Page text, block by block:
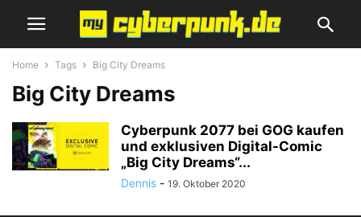
Home Tags Big City Dreams
Big City Dreams
Cyberpunk 2077 bei GOG kaufen
und exklusiven Digital-Comic
„Big City Dreams“...
Dennis - 19. Oktober 2020